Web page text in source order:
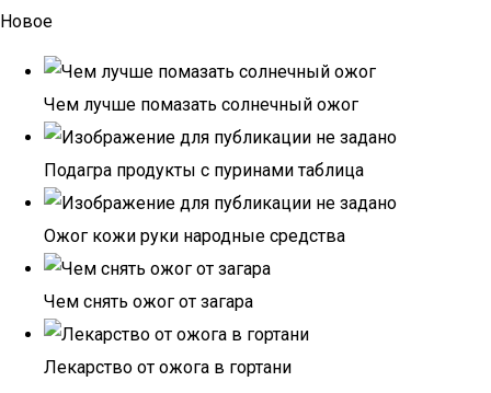
Новое
Чем лучше помазать солнечный ожог
Подагра продукты с пуринами таблица
Ожог кожи руки народные средства
Чем снять ожог от загара
Лекарство от ожога в гортани